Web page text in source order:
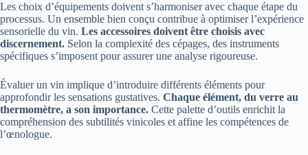
Les choix d’équipements doivent s’harmoniser avec chaque étape du
processus. Un ensemble bien conçu contribue à optimiser l’expérience
sensorielle du vin. Les accessoires doivent être choisis avec
discernement. Selon la complexité des cépages, des instruments
spécifiques s’imposent pour assurer une analyse rigoureuse.
Évaluer un vin implique d’introduire différents éléments pour
approfondir les sensations gustatives. Chaque élément, du verre au
thermomètre, a son importance. Cette palette d’outils enrichit la
compréhension des subtilités vinicoles et affine les compétences de
l’œnologue.